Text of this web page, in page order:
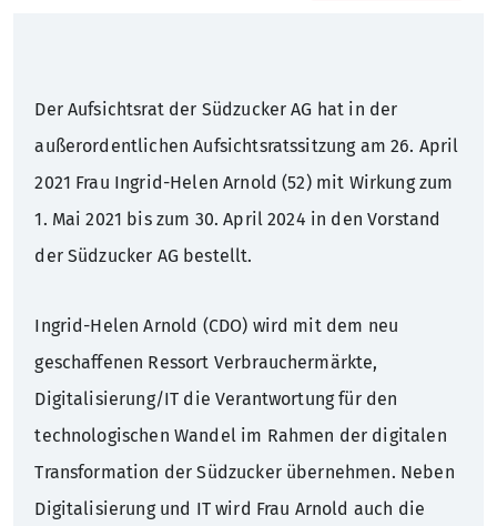
Zuckerfabriken Deutschland
Geschichte
Corporate Governance
Anleihen
Rating
IR-Kontakt
IR-Verteiler
Pressekontakt
Schüler
Studenten
Absolventen
Der Aufsichtsrat der Südzucker AG hat in der
außerordentlichen Aufsichtsratssitzung am 26. April
2021 Frau Ingrid-Helen Arnold (52) mit Wirkung zum
1. Mai 2021 bis zum 30. April 2024 in den Vorstand
der Südzucker AG bestellt.
Ingrid-Helen Arnold (CDO) wird mit dem neu
geschaffenen Ressort Verbrauchermärkte,
Digitalisierung/IT die Verantwortung für den
technologischen Wandel im Rahmen der digitalen
Transformation der Südzucker übernehmen. Neben
Digitalisierung und IT wird Frau Arnold auch die